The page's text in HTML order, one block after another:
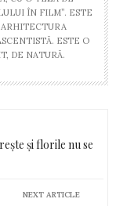
ÎN FILM”. ESTE
ESTE O
DE NATURĂ.
și florile nu se
NEXT ARTICLE